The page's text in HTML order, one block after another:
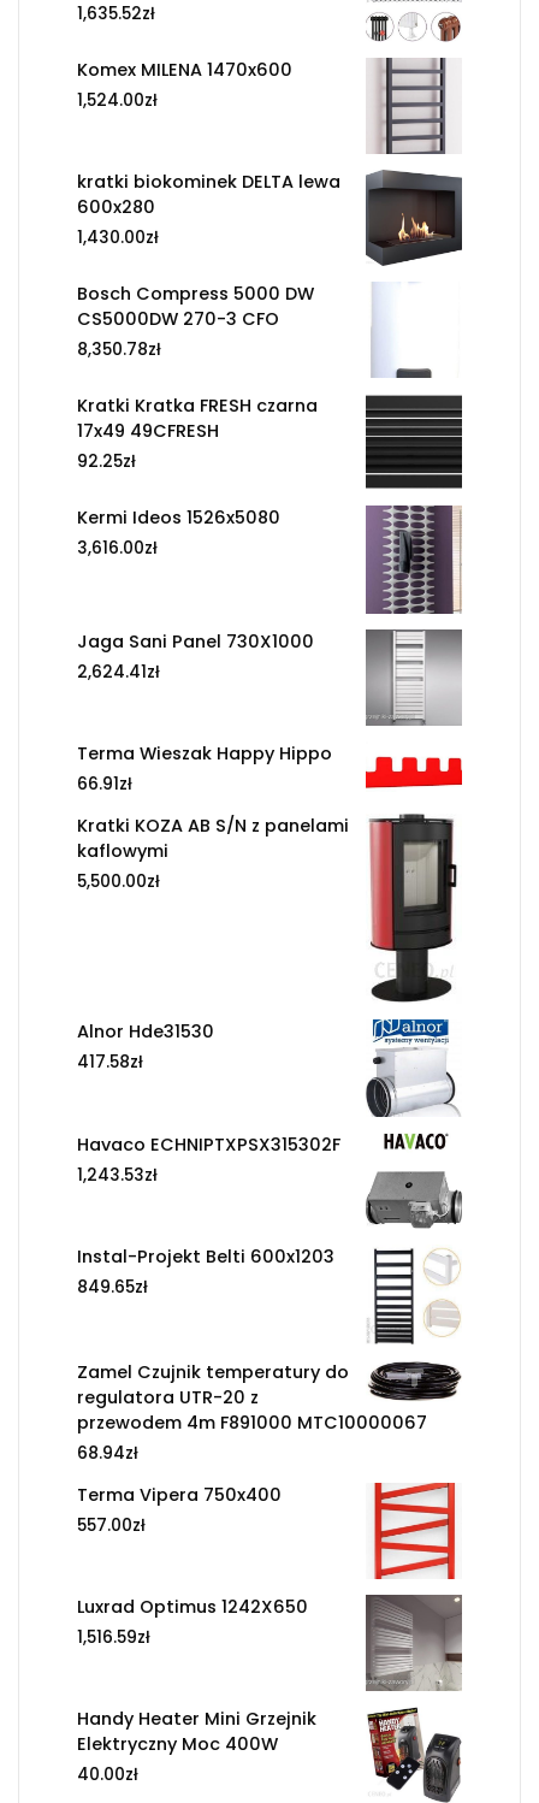
1,635.52zł
Komex MILENA 1470x600
1,524.00zł
kratki biokominek DELTA lewa
600x280
1,430.00zł
Bosch Compress 5000 DW
CS5000DW 270-3 CFO
8,350.78zł
Kratki Kratka FRESH czarna
17x49 49CFRESH
92.25zł
Kermi Ideos 1526x5080
3,616.00zł
Jaga Sani Panel 730X1000
2,624.41zł
Terma Wieszak Happy Hippo
66.91zł
Kratki KOZA AB S/N z panelami
kaflowymi
5,500.00zł
Alnor Hde31530
417.58zł
Havaco ECHNIPTXPSX315302F
1,243.53zł
Instal-Projekt Belti 600x1203
849.65zł
Zamel Czujnik temperatury do
regulatora UTR-20 z
przewodem 4m F891000 MTC10000067
68.94zł
Terma Vipera 750x400
557.00zł
Luxrad Optimus 1242X650
1,516.59zł
Handy Heater Mini Grzejnik
Elektryczny Moc 400W
40.00zł